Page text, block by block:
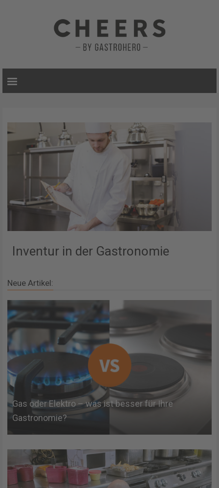
Inventur in der Gastronomie
Neue Artikel:
Gas oder Elektro – was ist besser für Ihre
Gastronomie?